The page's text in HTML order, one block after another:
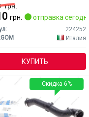
грн.
грн. отправка
224252
Италия
КУПИТЬ
Скидка 6%